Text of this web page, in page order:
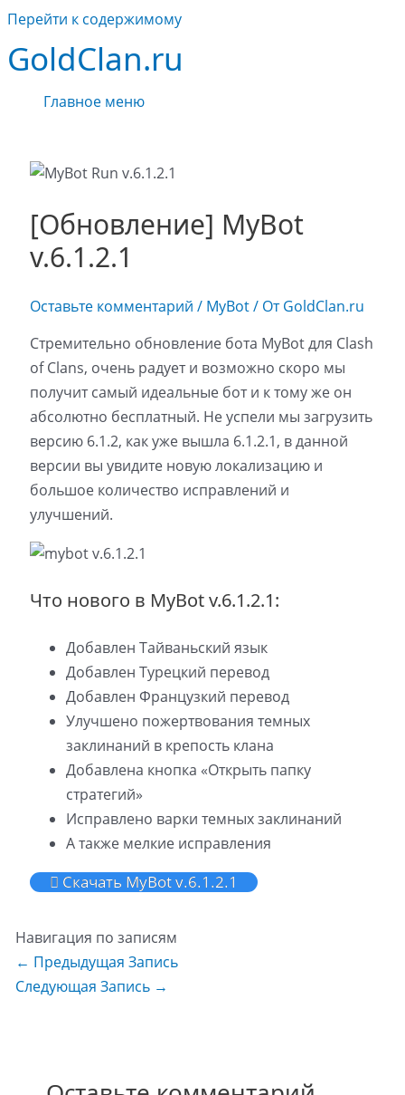
Перейти к содержимому
GoldClan.ru
Главное меню
[Обновление] MyBot
v.6.1.2.1
Оставьте комментарий / MyBot/ От GoldClan.ru
Стремительно обновление бота MyBot для Clash
of Clans, очень радует и возможно скоро мы
получит самый идеальные бот и к тому же он
абсолютно бесплатный. Не успели мы загрузить
версию 6.1.2, как уже вышла 6.1.2.1, в данной
версии вы увидите новую локализацию и
большое количество исправлений и
улучшений.
Что нового в MyBot v.6.1.2.1:
Добавлен Тайваньский язык
Добавлен Турецкий перевод
Добавлен Французкий перевод
Улучшено пожертвования темных
заклинаний в крепость клана
Добавлена кнопка «Открыть папку
стратегий»
Исправлено варки темных заклинаний
А также мелкие исправления
Скачать MyBot v.6.1.2.1
Навигация по записям
← Предыдущая Запись
Следующая Запись →